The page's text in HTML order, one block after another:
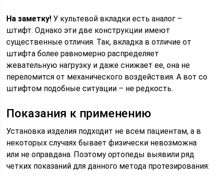
На заметку! У культевой вкладки есть аналог –
штифт. Однако эти две конструкции имеют
существенные отличия. Так, вкладка в отличие от
штифта более равномерно распределяет
жевательную нагрузку и даже снижает ее, она не
переломится от механического воздействия. А вот со
штифтом подобные ситуации – не редкость.
Показания к применению
Установка изделия подходит не всем пациентам, а в
некоторых случаях бывает физически невозможна
или не оправдана. Поэтому ортопеды выявили ряд
четких показаний для данного метода протезирования: